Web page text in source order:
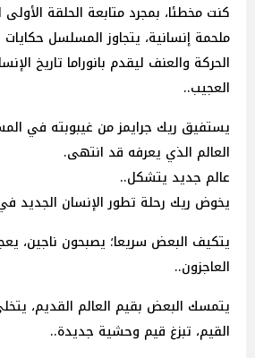
كنت مخطئا، بمجرد متابعة الحلقة
ملحمة إنسانية، يتجاوز المسلسل حكايات
الحركة والعنف ليقدم بانوراما تاريخ
العجيب..
يستفيق ريك جرايمز من غيبوبته في
العالم الذي يعرفه قد انتهى.
عالم جديد يتشكل..
يخوض ريك رحلة تطور الإنسان الجديد
يتكيف البعض سريعا؛ يصبحون ناجين،
العاجزون..
يتمسك البعض بقيم العالم القديم،
القيم، تبزغ قيم وحشية جديدة..